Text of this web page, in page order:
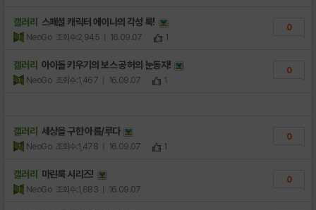
갤러리 스페셜 캐릭터 에이나의 각성 룩!
NeoGo 조회수:2,945 | 16.09.07 1
0
갤러리 아이돌 키우기의 보스 공허의 눈동자!
NeoGo 조회수:1,467 | 16.09.07 1
0
갤러리 세상을 구한 아름/루다
NeoGo 조회수:1,478 | 16.09.07 1
0
갤러리 마린룩 시리즈!
NeoGo 조회수:1,883 | 16.09.07
0